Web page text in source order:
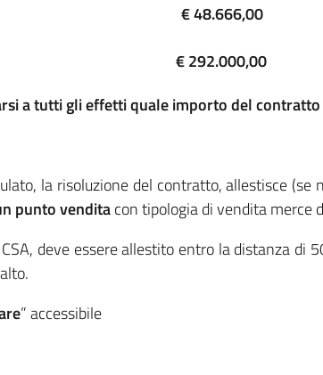
€ 48.666,00
€ 292.000,00
a tutti gli effetti quale importo del
la risoluzione del contratto, allestisce
punto venditacon tipologia di vendita merce
deve essere allestito entro la distanza di
” accessibile